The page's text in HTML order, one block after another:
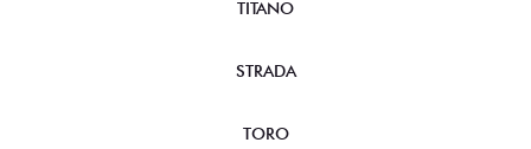
TITANO
STRADA
TORO